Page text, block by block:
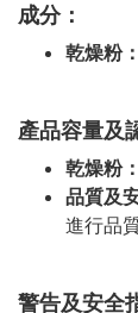
成分：
乾燥粉：
產品容量及
乾燥粉：
品質及
進行品
警告及安全